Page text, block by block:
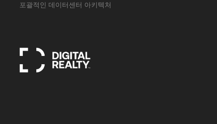
포괄적인 데이터센터 아키텍처